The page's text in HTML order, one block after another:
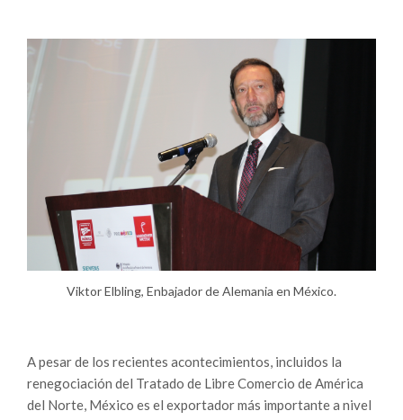
Viktor Elbling, Enbajador de Alemania en México.
A pesar de los recientes acontecimientos, incluidos la
renegociación del Tratado de Libre Comercio de América
del Norte, México es el exportador más importante a nivel